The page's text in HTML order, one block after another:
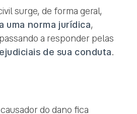
surge, de forma geral,
uma norma jurídica,
a responder pelas
de sua conduta.
do dano fica